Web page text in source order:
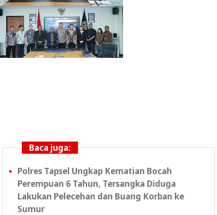
Baca juga:
Polres Tapsel Ungkap Kematian Bocah
Perempuan 6 Tahun, Tersangka Diduga
Lakukan Pelecehan dan Buang Korban ke
Sumur